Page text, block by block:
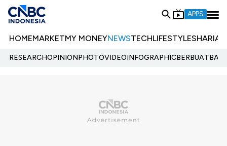
APPS
HOMEMARKETMY MONEYNEWSTECHLIFESTYLESHARIA
RESEARCHOPINIONPHOTOVIDEOINFOGRAPHIC